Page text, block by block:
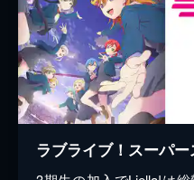
ラブライブ！スーパ